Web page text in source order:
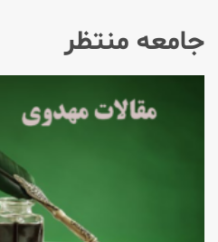
جامعه منتظر